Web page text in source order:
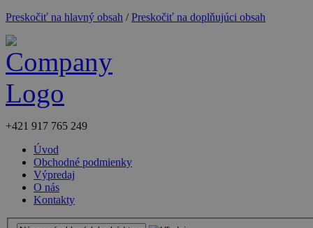
Preskočiť na hlavný obsah /Preskočiť na doplňujúci obsah
+421 917 765 249
Úvod
Obchodné podmienky
Výpredaj
O nás
Kontakty